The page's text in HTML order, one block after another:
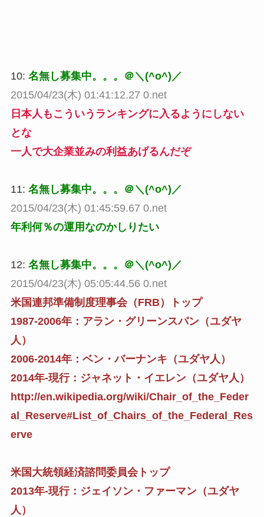
10: 名無し募集中。。。＠＼(^o^)／
2015/04/23(木) 01:41:12.27 0.net
日本人もこういうランキングに入るようにしない
とな
一人で大企業並みの利益あげるんだぞ
11: 名無し募集中。。。＠＼(^o^)／
2015/04/23(木) 01:45:59.67 0.net
年利何％の運用なのかしりたい
12: 名無し募集中。。。＠＼(^o^)／
2015/04/23(木) 05:05:44.56 0.net
米国連邦準備制度理事会（FRB）トップ
1987-2006年：アラン・グリーンスパン（ユダヤ
人）
2006-2014年：ベン・バーナンキ（ユダヤ人）
2014年-現行：ジャネット・イエレン（ユダヤ人）
http://en.wikipedia.org/wiki/Chair_of_the_Feder
al_Reserve#List_of_Chairs_of_the_Federal_Res
erve
米国大統領経済諮問委員会トップ
2013年-現行：ジェイソン・ファーマン（ユダヤ
人）